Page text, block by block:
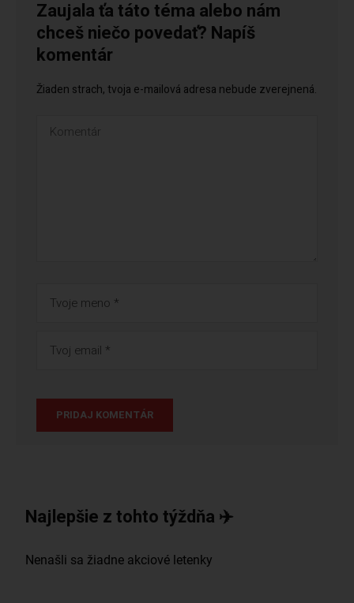
Zaujala ťa táto téma alebo nám
chceš niečo povedať? Napíš
komentár
Žiaden strach, tvoja e-mailová adresa nebude zverejnená.
Najlepšie z tohto týždňa ✈️